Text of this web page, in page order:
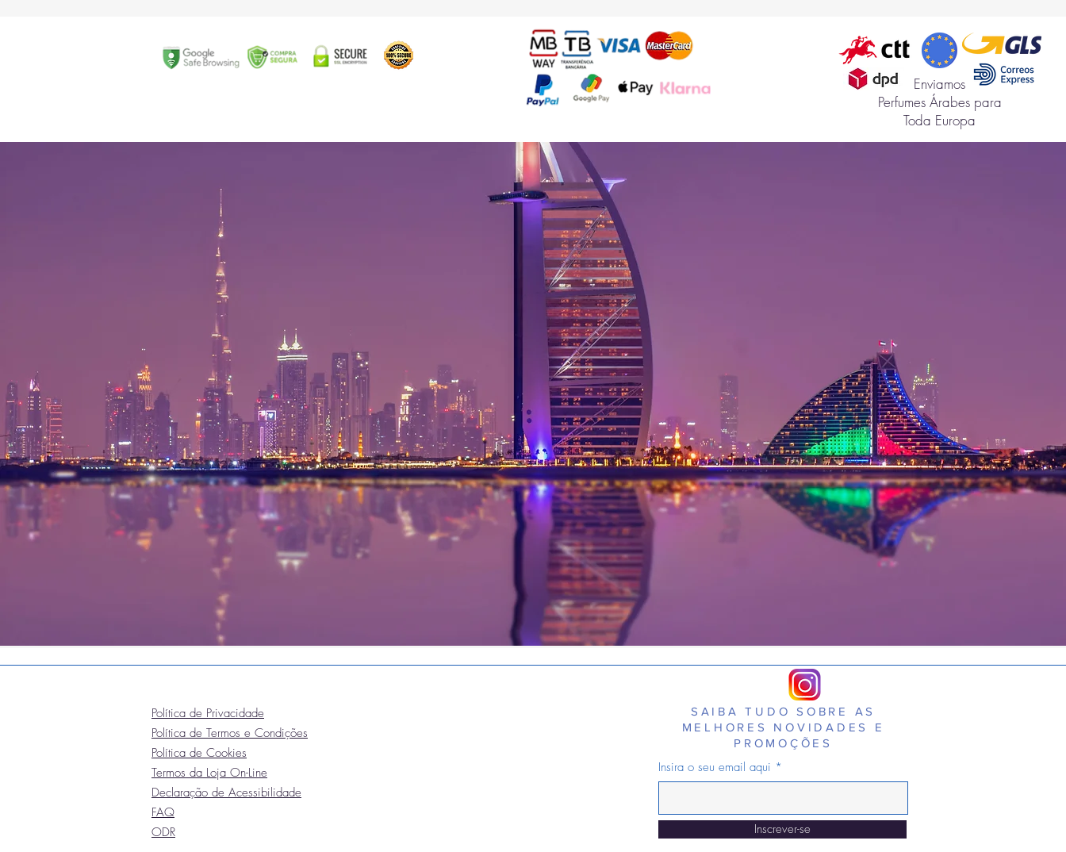
Enviamos
Perfumes Árabes para
Toda Europa
Política de Privacidade
Política de Termos e Condições
Política de Cookies
Termos da Loja On-Line
Declaração de Acessibilidade
FAQ
ODR
SAIBA TUDO SOBRE AS
MELHORES NOVIDADES E
PROMOÇÕES
Insira o seu email aqui
Inscrever-se